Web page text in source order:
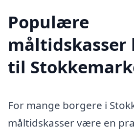
Populære
måltidskasser
til
For mange borgere i
måltidskasser være en